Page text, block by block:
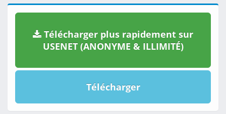
Télécharger plus rapidement sur
USENET (ANONYME & ILLIMITÉ)
Télécharger